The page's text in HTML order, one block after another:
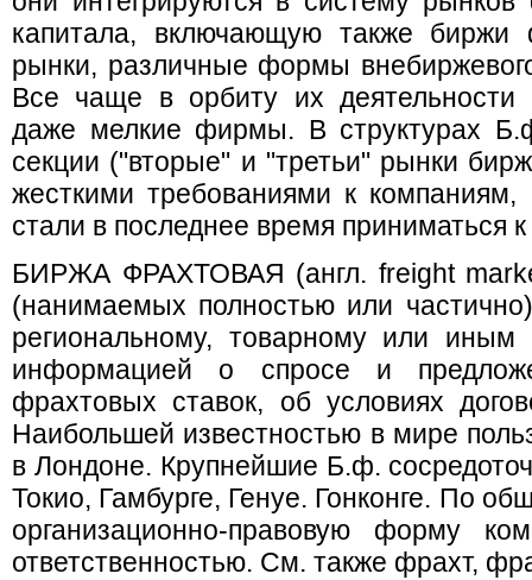
капитала, включающую также биржи
рынки, различные формы
Все чаще в орбиту их деятельности
даже мелкие фирмы. В структурах
секции ("вторые" и "третьи" рынки
жесткими требованиями к
стали в последнее время приниматься к
БИРЖА ФРАХТОВАЯ (англ. freight
(нанимаемых полностью или
региональному, товарному или иным
информацией о спросе и
фрахтовых ставок, об условиях
Наибольшей известностью в мире
в Лондоне. Крупнейшие Б.ф.
Токио, Гамбурге, Генуе. Гонконге. По
организационно-правовую форму
ответственностью. См. также фрахт,